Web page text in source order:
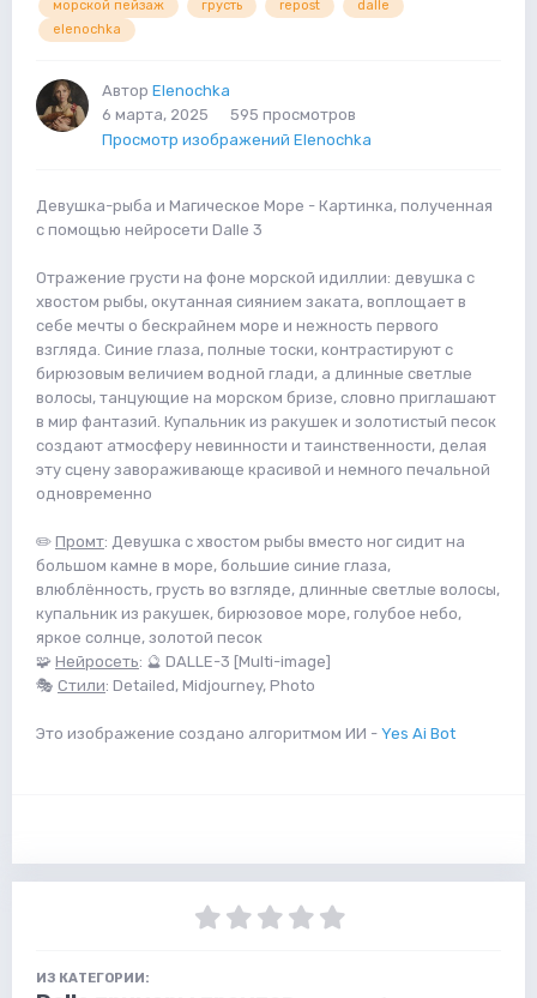
морской пейзаж
грусть repost
dalle
elenochka
Автор Elenochka
6 марта, 2025
595 просмотров
Просмотр изображений Elenochka
Девушка-рыба и Магическое Море - Картинка, полученная
с помощью нейросети Dalle 3
Отражение грусти на фоне морской идиллии: девушка с
хвостом рыбы, окутанная сиянием заката, воплощает в
себе мечты о бескрайнем море и нежность первого
взгляда. Синие глаза, полные тоски, контрастируют с
бирюзовым величием водной глади, а длинные светлые
волосы, танцующие на морском бризе, словно приглашают
в мир фантазий. Купальник из ракушек и золотистый песок
создают атмосферу невинности и таинственности, делая
эту сцену завораживающе красивой и немного печальной
одновременно
✏️ Промт: Девушка с хвостом рыбы вместо ног сидит на
большом камне в море, большие синие глаза,
влюблённость, грусть во взгляде, длинные светлые волосы,
купальник из ракушек, бирюзовое море, голубое небо,
яркое солнце, золотой песок
🧩 Нейросеть: 🔮 DALLE-3 [Multi-image]
🎭 Стили: Detailed, Midjourney, Photo
Это изображение создано алгоритмом ИИ - Yes Ai Bot
ИЗ КАТЕГОРИИ: